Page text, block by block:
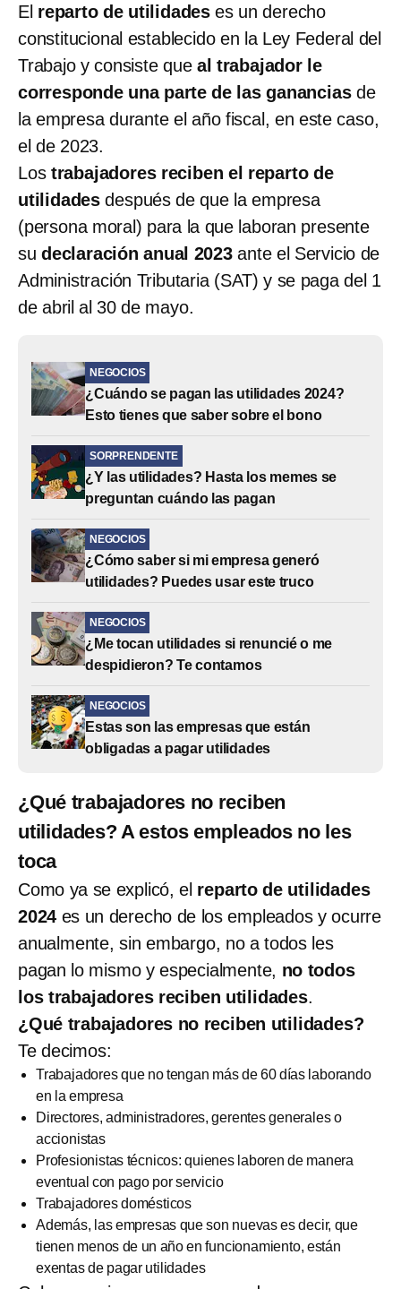
El reparto de utilidades es un derecho
constitucional establecido en la Ley Federal del
Trabajo y consiste que al trabajador le
corresponde una parte de las gananciasde
la empresa durante el año fiscal, en este caso,
el de 2023.
Los trabajadores reciben el reparto de
utilidades después de que la empresa
(persona moral) para la que laboran presente
su declaración anual 2023ante el Servicio de
Administración Tributaria (SAT) y se paga del 1
de abril al 30 de mayo.
NEGOCIOS
¿Cuándo se pagan las utilidades 2024?
Esto tienes que saber sobre el bono
SORPRENDENTE
¿Y las utilidades? Hasta los memes se
preguntan cuándo las pagan
NEGOCIOS
¿Cómo saber si mi empresa generó
utilidades? Puedes usar este truco
NEGOCIOS
¿Me tocan utilidades si renuncié o me
despidieron? Te contamos
NEGOCIOS
Estas son las empresas que están
obligadas a pagar utilidades
¿Qué trabajadores no reciben
utilidades? A estos empleados no les
toca
Como ya se explicó, el reparto de utilidades
2024 es un derecho de los empleados y ocurre
anualmente, sin embargo, no a todos les
pagan lo mismo y especialmente, no todos
los trabajadores reciben utilidades.
¿Qué trabajadores no reciben utilidades?
Te decimos:
Trabajadores que no tengan más de 60 días laborando
en la empresa
Directores, administradores, gerentes generales o
accionistas
Profesionistas técnicos: quienes laboren de manera
eventual con pago por servicio
Trabajadores domésticos
Además, las empresas que son nuevas es decir, que
tienen menos de un año en funcionamiento, están
exentas de pagar utilidades